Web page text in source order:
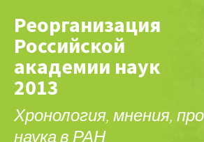
Реорганизация
Российской
академии наук
2013
Хронология, мнения,
наука в РАН